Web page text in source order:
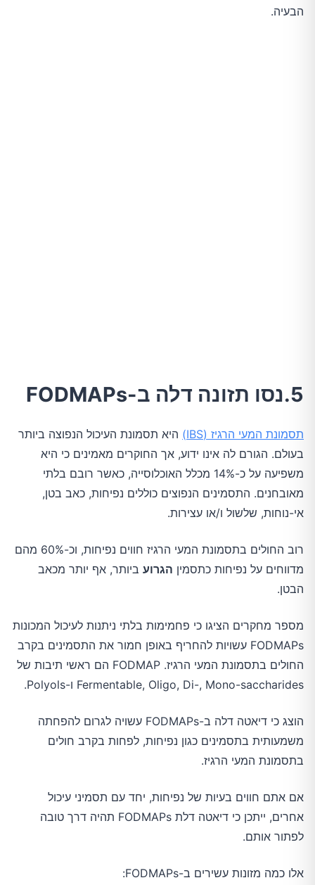
הבעיה.
5.נסו תזונה דלה ב-FODMAPs
תסמונת המעי הרגיז (IBS)
היא תסמונת העיכול הנפוצה ביותר
בעולם. הגורם לה אינו ידוע, אך החוקרים מאמינים כי היא
משפיעה על כ-14% מכלל האוכלוסייה, כאשר רובם בלתי
מאובחנים. התסמינים הנפוצים כוללים נפיחות, כאב בטן,
אי-נוחות, שלשול ו/או עצירות.
רוב החולים בתסמונת המעי הרגיז חווים נפיחות, וכ-60% מהם
מדווחים על נפיחות כתסמין הגרוע ביותר, אף יותר מכאב
הבטן.
מספר מחקרים הציגו כי פחמימות בלתי ניתנות לעיכול המכונות
FODMAPs עשויות להחריף באופן חמור את התסמינים בקרב
החולים בתסמונת המעי הרגיז. FODMAP הם ראשי תיבות של
Fermentable, Oligo, Di-, Mono-saccharides ו-Polyols.
הוצג כי דיאטה דלה ב-FODMAPs עשויה לגרום להפחתה
משמעותית בתסמינים כגון נפיחות, לפחות בקרב חולים
בתסמונת המעי הרגיז.
אם אתם חווים בעיות של נפיחות, יחד עם תסמיני עיכול
אחרים, ייתכן כי דיאטה דלת FODMAPs תהיה דרך טובה
לפתור אותם.
אלו כמה מזונות עשירים ב-FODMAPs: